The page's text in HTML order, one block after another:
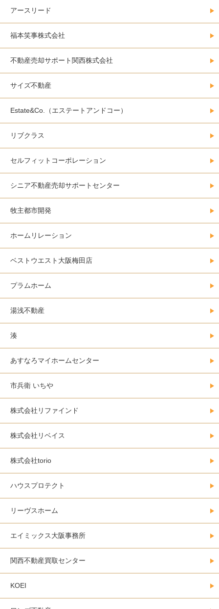
アースリード
福本笑事株式会社
不動産売却サポート関西株式会社
サイズ不動産
Estate&Co.（エステートアンドコー）
リブクラス
セルフィットコーポレーション
シニア不動産売却サポートセンター
牧主都市開発
ホームリレーション
ベストウエスト大阪梅田店
プラムホーム
湯浅不動産
湊
あすなろマイホームセンター
市兵衛 いちや
株式会社リファインド
株式会社リベイス
株式会社torio
ハウスプロテクト
リーヴスホーム
エイミックス大阪事務所
関西不動産買取センター
KOEI